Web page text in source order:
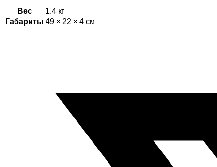
Вес
1.4 кг
Габариты 49 × 22 × 4 см